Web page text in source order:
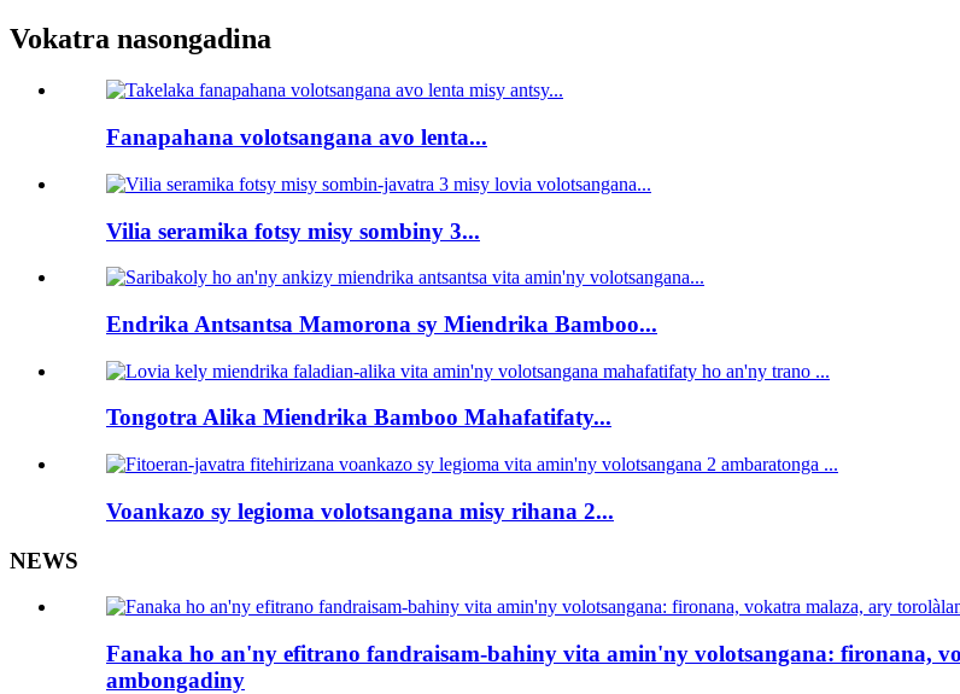
Vokatra nasongadina
Fanapahana volotsangana avo lenta...
Vilia seramika fotsy misy sombiny 3...
Endrika Antsantsa Mamorona sy Miendrika Bamboo...
Tongotra Alika Miendrika Bamboo Mahafatifaty...
Voankazo sy legioma volotsangana misy rihana 2...
NEWS
Fanaka ho an'ny efitrano fandraisam-bahiny vita amin'ny volotsangana: fironana,
ambongadiny